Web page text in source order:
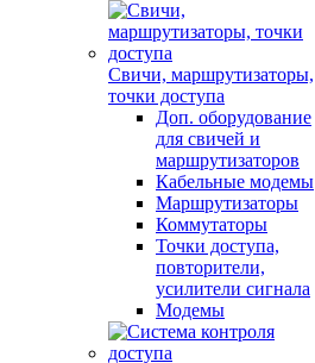
Свичи, маршрутизаторы,
точки доступа
Доп. оборудование
для свичей и
маршрутизаторов
Кабельные модемы
Маршрутизаторы
Коммутаторы
Точки доступа,
повторители,
усилители сигнала
Модемы